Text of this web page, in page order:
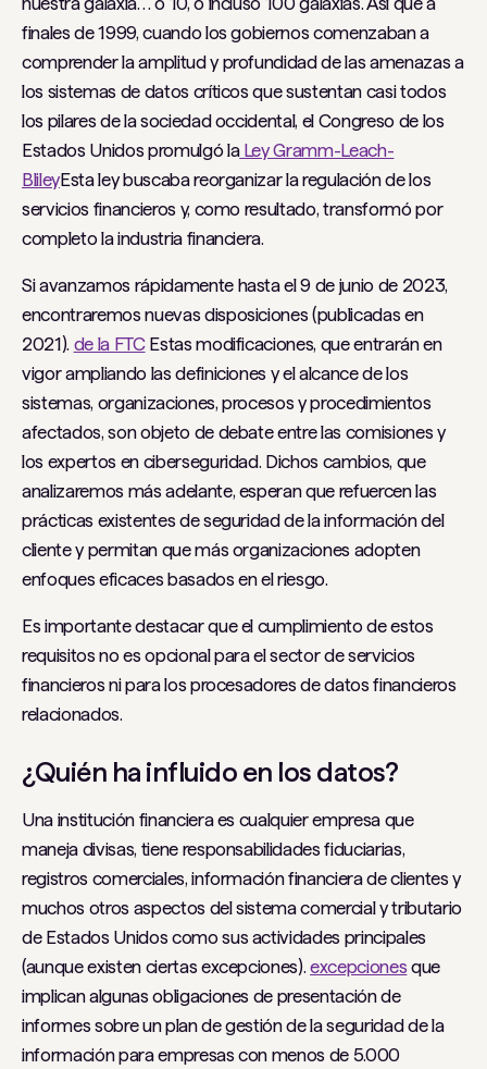
finales de 1999, cuando los gobiernos comenzaban a
comprender la amplitud y profundidad de las amenazas a
los sistemas de datos críticos que sustentan casi todos
los pilares de la sociedad occidental, el Congreso de los
Estados Unidos promulgó laLey Gramm-Leach-
BlileyEsta ley buscaba reorganizar la regulación de los
servicios financieros y, como resultado, transformó por
completo la industria financiera.
Si avanzamos rápidamente hasta el 9 de junio de 2023,
encontraremos nuevas disposiciones (publicadas en
2021). de la FTCEstas modificaciones, que entrarán en
vigor ampliando las definiciones y el alcance de los
sistemas, organizaciones, procesos y procedimientos
afectados, son objeto de debate entre las comisiones y
los expertos en ciberseguridad. Dichos cambios, que
analizaremos más adelante, esperan que refuercen las
prácticas existentes de seguridad de la información del
cliente y permitan que más organizaciones adopten
enfoques eficaces basados ​​en el riesgo.
Es importante destacar que el cumplimiento de estos
requisitos no es opcional para el sector de servicios
financieros ni para los procesadores de datos financieros
relacionados.
¿Quién ha influido en los datos?
Una institución financiera es cualquier empresa que
maneja divisas, tiene responsabilidades fiduciarias,
registros comerciales, información financiera de clientes y
muchos otros aspectos del sistema comercial y tributario
de Estados Unidos como sus actividades principales
(aunque existen ciertas excepciones).excepciones que
implican algunas obligaciones de presentación de
informes sobre un plan de gestión de la seguridad de la
información para empresas con menos de 5.000